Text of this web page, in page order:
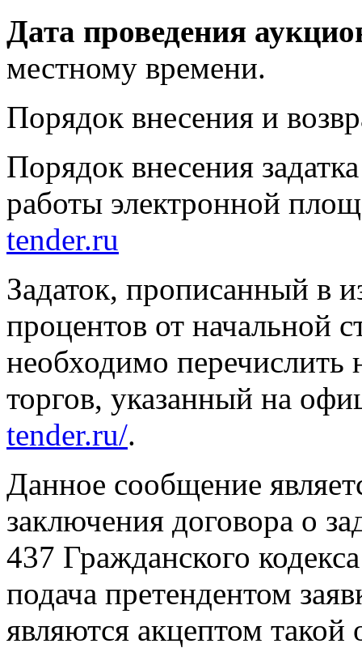
Дата проведения
местному времени.
Порядок внесения и
Порядок внесения
работы электронной
tender.ru
Задаток, прописанный в
процентов от начальной
необходимо перечислить
торгов, указанный на
tender.ru/.
Данное сообщение
заключения договора о
437 Гражданского
подача претендентом
являются акцептом такой